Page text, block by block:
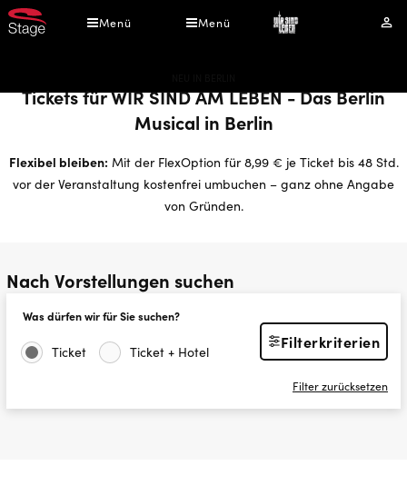
Direkt
zum
Menü Menü
Tickets für WIR SIND AM LEBEN - Das Berlin
Musical in Berlin
Flexibel bleiben: Mit der FlexOption für 8,99 € je Ticket bis 48 Std.
vor der Veranstaltung kostenfrei umbuchen – ganz ohne Angabe
von Gründen.
Nach Vorstellungen suchen
Was dürfen wir für Sie suchen?
Ticket Ticket + Hotel
Filterkriterien
Filter zurücksetzen